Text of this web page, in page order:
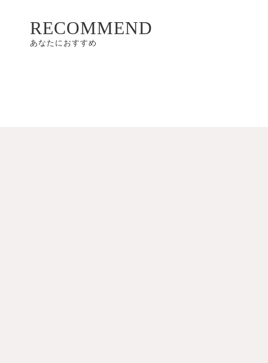
RECOMMEND
あなたにおすすめ